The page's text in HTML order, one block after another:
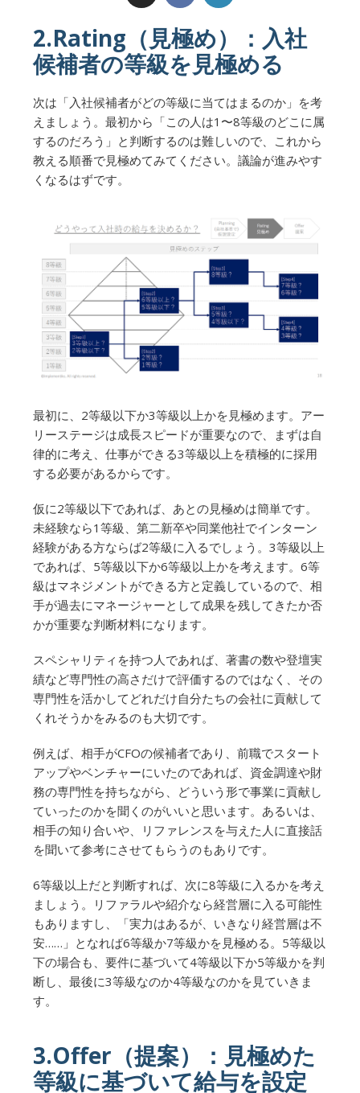
2.Rating（見極め）：入社
候補者の等級を見極める
次は「入社候補者がどの等級に当てはまるのか」を考
えましょう。最初から「この人は1〜8等級のどこに属
するのだろう」と判断するのは難しいので、これから
教える順番で見極めてみてください。議論が進みやす
くなるはずです。
最初に、2等級以下か3等級以上かを見極めます。アー
リーステージは成長スピードが重要なので、まずは自
律的に考え、仕事ができる3等級以上を積極的に採用
する必要があるからです。
仮に2等級以下であれば、あとの見極めは簡単です。
未経験なら1等級、第二新卒や同業他社でインターン
経験がある方ならば2等級に入るでしょう。3等級以上
であれば、5等級以下か6等級以上かを考えます。6等
級はマネジメントができる方と定義しているので、相
手が過去にマネージャーとして成果を残してきたか否
かが重要な判断材料になります。
スペシャリティを持つ人であれば、著書の数や登壇実
績など専門性の高さだけで評価するのではなく、その
専門性を活かしてどれだけ自分たちの会社に貢献して
くれそうかをみるのも大切です。
例えば、相手がCFOの候補者であり、前職でスタート
アップやベンチャーにいたのであれば、資金調達や財
務の専門性を持ちながら、どういう形で事業に貢献し
ていったのかを聞くのがいいと思います。あるいは、
相手の知り合いや、リファレンスを与えた人に直接話
を聞いて参考にさせてもらうのもありです。
6等級以上だと判断すれば、次に8等級に入るかを考え
ましょう。リファラルや紹介なら経営層に入る可能性
もありますし、「実力はあるが、いきなり経営層は不
安……」となれば6等級か7等級かを見極める。5等級以
下の場合も、要件に基づいて4等級以下か5等級かを判
断し、最後に3等級なのか4等級なのかを見ていきま
す。
3.Offer（提案）：見極めた
等級に基づいて給与を設定